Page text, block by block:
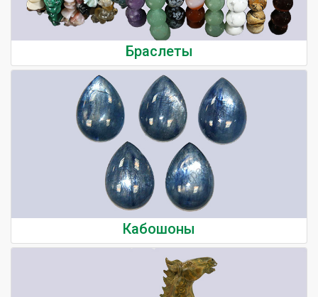
Браслеты
Кабошоны